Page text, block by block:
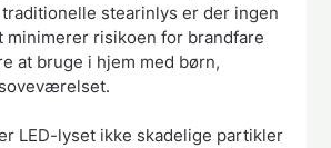
stearinlys er der ingen
minimerer risikoen for brandfare
at bruge i hjem med børn,
LED-lyset ikke skadelige partikler